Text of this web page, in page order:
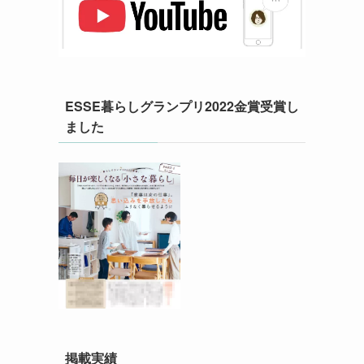
ESSE暮らしグランプリ2022金賞受賞し
ました
掲載実績